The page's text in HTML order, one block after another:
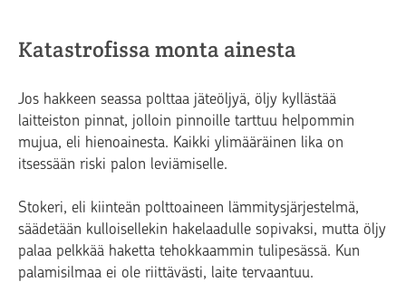
Katastrofissa monta ainesta
Jos hakkeen seassa polttaa jäteöljyä, öljy kyllästää
laitteiston pinnat, jolloin pinnoille tarttuu helpommin
mujua, eli hienoainesta. Kaikki ylimääräinen lika on
itsessään riski palon leviämiselle.
Stokeri, eli kiinteän polttoaineen lämmitysjärjestelmä,
säädetään kulloisellekin hakelaadulle sopivaksi, mutta öljy
palaa pelkkää haketta tehokkaammin tulipesässä. Kun
palamisilmaa ei ole riittävästi, laite tervaantuu.